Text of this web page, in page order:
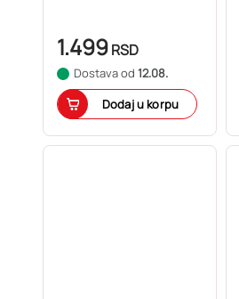
1.499RSD
Dostava od 12.08.
Dodaj u korpu